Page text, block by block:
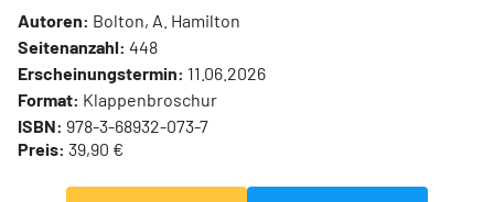
Autoren: Bolton, A. Hamilton
Seitenanzahl: 448
Erscheinungstermin: 11.06.2026
Format: Klappenbroschur
ISBN: 978-3-68932-073-7
Preis: 39,90 €